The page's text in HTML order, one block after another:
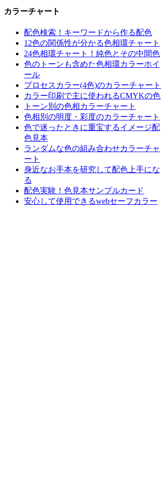
カラーチャート
配色検索！キーワードから作る配色
12色の関係性が分かる色相環チャート
24色相環チャート！純色とその中間色
色のトーンも含めた色相環カラーホイ
ール
プロセスカラー(4色)のカラーチャート
カラー印刷で主に使われるCMYKの色
トーン別の色相カラーチャート
色相別の明度・彩度のカラーチャート
色で迷ったときに重宝するイメージ配
色見本
ランダムな色の組み合わせカラーチャ
ート
身近なお手本を研究して配色上手にな
る
配色実験！色見本サンプルカード
安心して使用できるwebセーフカラー